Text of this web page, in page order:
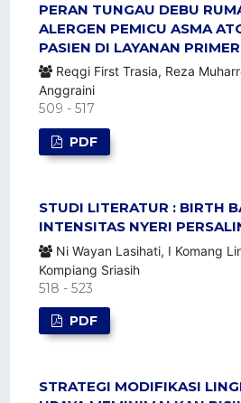
PERAN TUNGAU DEBU
ALERGEN PEMICU ASMA
PASIEN DI LAYANAN PRIMER
Reqgi First Trasia, Reza
Anggraini
509 - 517
PDF
STUDI LITERATUR : BIRTH
INTENSITAS NYERI
Ni Wayan Lasihati, I Komang
Kompiang Sriasih
518 - 523
PDF
STRATEGI MODIFIKASI